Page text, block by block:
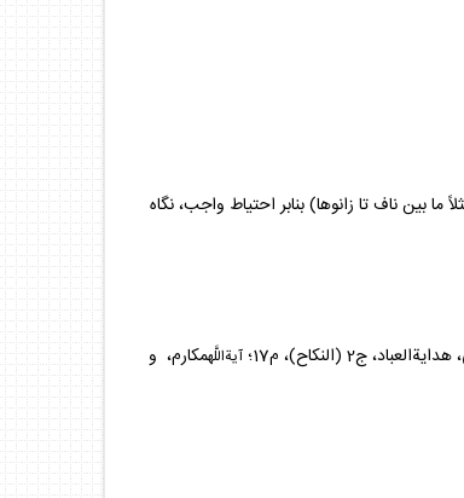
بين ناف تا زانوها) بنابر احتياط واجب، نگاه
ج2 (النكاح)، م17؛ آيةاللَّهمكارم، و